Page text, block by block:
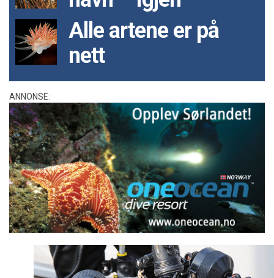
Alle artene er på
nett
ANNONSE: